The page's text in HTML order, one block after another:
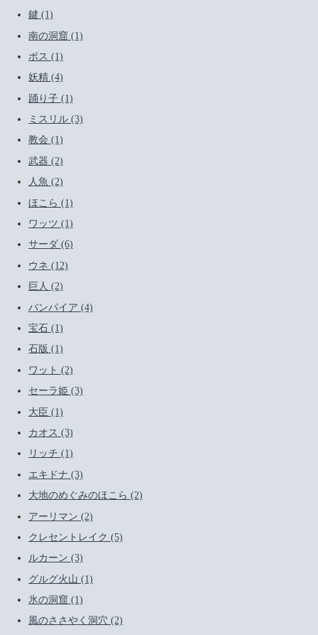
鍵 (1)
南の洞窟 (1)
ボス (1)
妖精 (4)
踊り子 (1)
ミスリル (3)
教会 (1)
武器 (2)
人魚 (2)
ほこら (1)
ワッツ (1)
サーダ (6)
ウネ (12)
巨人 (2)
バンパイア (4)
宝石 (1)
石版 (1)
ワット (2)
セーラ姫 (3)
大臣 (1)
カオス (3)
リッチ (1)
エキドナ (3)
大地のめぐみのほこら (2)
アーリマン (2)
クレセントレイク (5)
ルカーン (3)
グルグ火山 (1)
氷の洞窟 (1)
風のささやく洞穴 (2)